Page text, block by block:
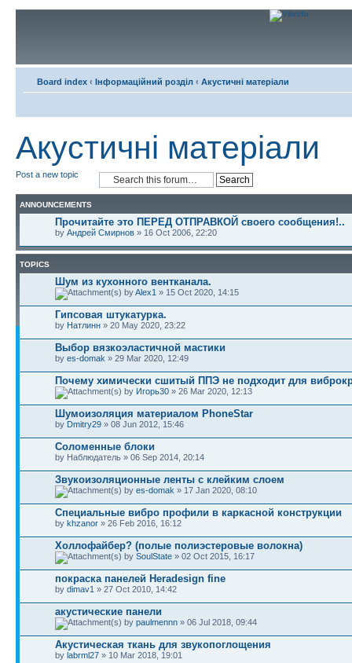
Board index ‹ Інформаційний розділ ‹ Акустичні матеріали
Акустичні матеріали
Post a new topic
ANNOUNCEMENTS
Прочитайте это ПЕРЕД ОТПРАВКОЙ своего сообщения!..
by Андрей Смирнов » 16 Oct 2006, 22:20
TOPICS
Шум из кухонного вентканала.
byAlex1 » 15 Oct 2020, 14:15
Гипсовая штукатурка.
by Натлинн » 20 May 2020, 23:22
Выбор вязкоэластичной мастики
by es-domak » 29 Mar 2020, 12:49
Почему химически сшитый ППЭ не подходит для
by Игорь30 » 26 Mar 2020, 12:13
Шумоизоляция материалом PhoneStar
by Dmitry29 » 08 Jun 2012, 15:46
Соломенные блоки
by Наблюдатель » 06 Sep 2014, 20:14
Звукоизоляционные ленты с клейким слоем
by es-domak » 17 Jan 2020, 08:10
Специальные вибро профили в каркасной конструкции
by khzanor » 26 Feb 2016, 16:12
Холлофайбер? (полые полиэстеровые волокна)
by SoulState » 02 Oct 2015, 16:17
покраска панелей Heradesign fine
by dimav1 » 27 Oct 2010, 14:42
акустические панели
by paulmennn » 06 Jul 2018, 09:44
Акустическая ткань для звукопоглощения
by labrml27 » 10 Mar 2018, 19:01